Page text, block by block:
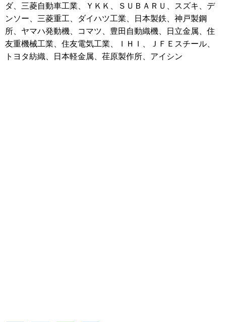
ダ、三菱自動車工業、ＹＫＫ、ＳＵＢＡＲＵ、スズキ、デ
ンソー、三菱重工、ダイハツ工業、日本製鉄、神戸製鋼
所、ヤマハ発動機、コマツ、豊田自動織機、日立金属、住
友重機械工業、住友電気工業、ＩＨＩ、ＪＦＥスチール、
トヨタ紡織、日本軽金属、荏原製作所、アイシン